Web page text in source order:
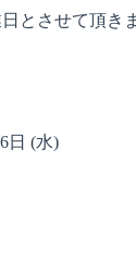
とさせて頂きま
日 (水)